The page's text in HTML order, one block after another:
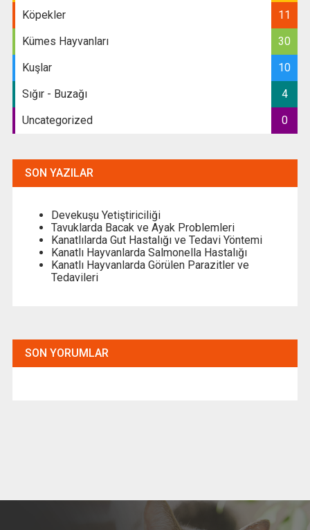
Köpekler
11
Kümes Hayvanları
30
Kuşlar
10
Sığır - Buzağı
4
Uncategorized
0
SON YAZILAR
Devekuşu Yetiştiriciliği
Tavuklarda Bacak ve Ayak Problemleri
Kanatlılarda Gut Hastalığı ve Tedavi Yöntemi
Kanatlı Hayvanlarda Salmonella Hastalığı
Kanatlı Hayvanlarda Görülen Parazitler ve
Tedavileri
SON YORUMLAR